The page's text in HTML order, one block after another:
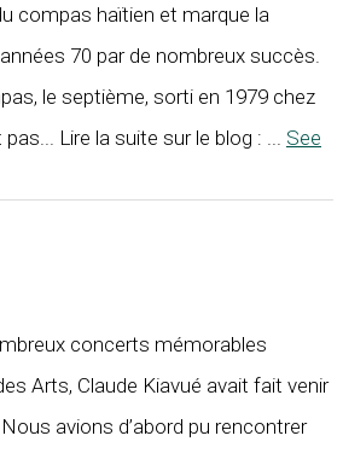
compas haïtien et marque la
70 par de nombreux succès.
le septième, sorti en 1979 chez
pas... Lire la suite sur le blog :
See
concerts mémorables
Arts, Claude Kiavué avait fait venir
avions d’abord pu rencontrer